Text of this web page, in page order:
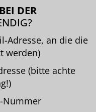
BEI DER
Adresse, an die die
werden)
(bitte achte
Nummer